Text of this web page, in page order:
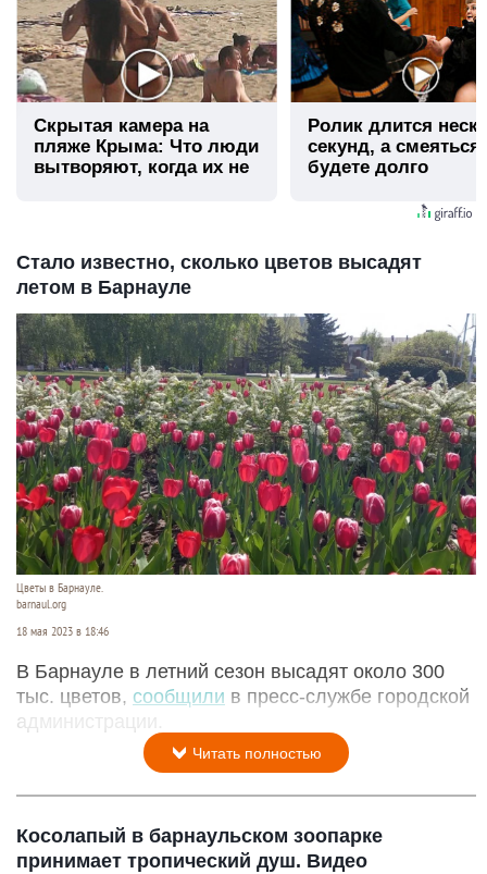
Скрытая камера на
пляже Крыма: Что люди
вытворяют, когда их не
Ролик длится
секунд, а
будете долго
Стало известно, сколько цветов высадят
летом в Барнауле
Цветы в Барнауле.
barnaul.org
18 мая 2023 в 18:46
В Барнауле в летний сезон высадят около 300
тыс. цветов, сообщили в пресс-службе городской
администрации.
Читать полностью
Косолапый в барнаульском зоопарке
принимает тропический душ. Видео